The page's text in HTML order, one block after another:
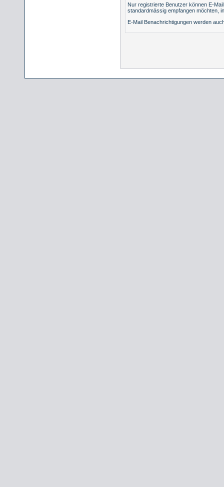
Nur registrierte Benutzer können E-
standardmässig empfangen möchten,
E-Mail Benachrichtigungen werden